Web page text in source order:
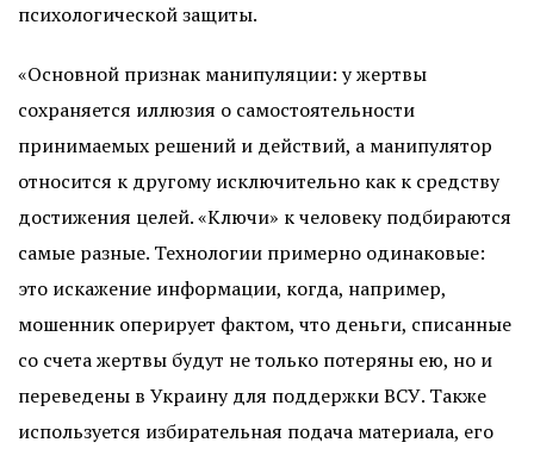
психологической защиты.
«Основной признак манипуляции: у жертвы
сохраняется иллюзия о самостоятельности
принимаемых решений и действий, а манипулятор
относится к другому исключительно как к средству
достижения целей. «Ключи» к человеку подбираются
самые разные. Технологии примерно одинаковые:
это искажение информации, когда, например,
мошенник оперирует фактом, что деньги, списанные
со счета жертвы будут не только потеряны ею, но и
переведены в Украину для поддержки ВСУ. Также
используется избирательная подача материала, его